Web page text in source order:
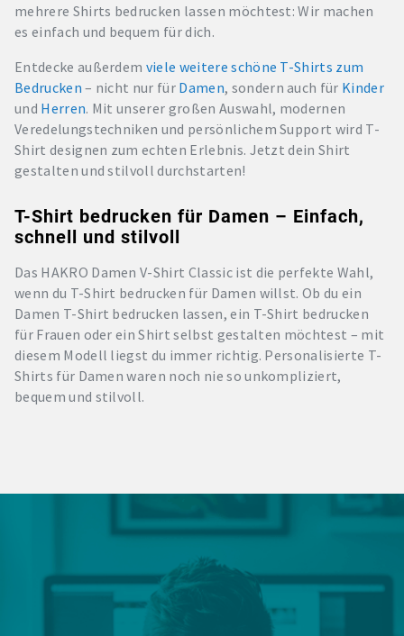
mehrere Shirts bedrucken lassen möchtest: Wir machen
es einfach und bequem für dich.
Entdecke außerdem viele weitere schöne T-Shirts zum
Bedrucken – nicht nur für Damen, sondern auch für Kinder
und Herren. Mit unserer großen Auswahl, modernen
Veredelungstechniken und persönlichem Support wird T-
Shirt designen zum echten Erlebnis. Jetzt dein Shirt
gestalten und stilvoll durchstarten!
T-Shirt bedrucken für Damen – Einfach,
schnell und stilvoll
Das HAKRO Damen V-Shirt Classic ist die perfekte Wahl,
wenn du T-Shirt bedrucken für Damen willst. Ob du ein
Damen T-Shirt bedrucken lassen, ein T-Shirt bedrucken
für Frauen oder ein Shirt selbst gestalten möchtest – mit
diesem Modell liegst du immer richtig. Personalisierte T-
Shirts für Damen waren noch nie so unkompliziert,
bequem und stilvoll.